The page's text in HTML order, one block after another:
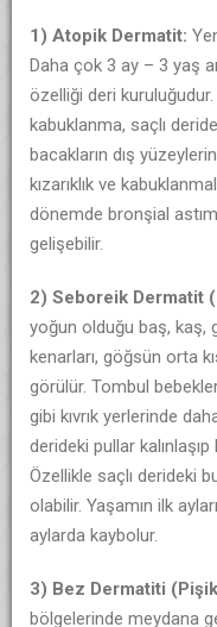
1) Atopik Dermatit:
Daha çok 3 ay – 3 yaş
özelliği deri kuruluğudur.
kabuklanma, saçlı
bacakların dış
kızarıklık ve
dönemde bronşial
gelişebilir.
2) Seboreik Dermatit
yoğun olduğu baş, kaş,
kenarları, göğsün orta
görülür. Tombul
gibi kıvrık yerlerinde
derideki pullar
Özellikle saçlı derideki
olabilir. Yaşamın ilk
aylarda kaybolur.
3) Bez Dermatiti
bölgelerinde meydana